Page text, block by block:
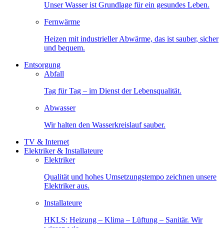
Unser Wasser ist Grundlage für ein gesundes Leben.
Fernwärme
Heizen mit industrieller Abwärme, das ist sauber, sicher
und bequem.
Entsorgung
Abfall
Tag für Tag – im Dienst der Lebensqualität.
Abwasser
Wir halten den Wasserkreislauf sauber.
TV & Internet
Elektriker & Installateure
Elektriker
Qualität und hohes Umsetzungstempo zeichnen unsere
Elektriker aus.
Installateure
HKLS: Heizung – Klima – Lüftung – Sanitär. Wir